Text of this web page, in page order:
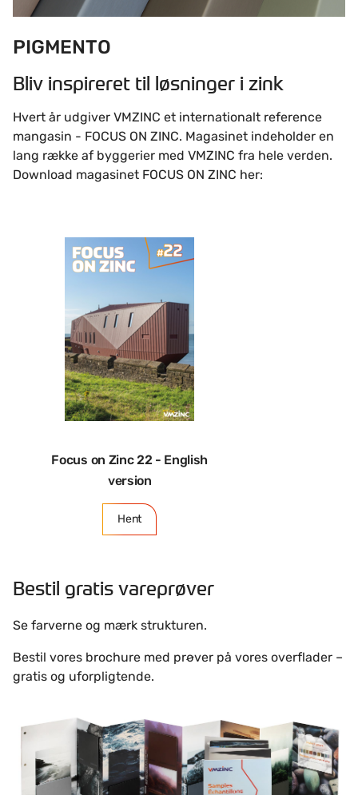
PIGMENTO
Bliv inspireret til løsninger i zink
Hvert år udgiver VMZINC et internationalt reference
mangasin - FOCUS ON ZINC. Magasinet indeholder en
lang række af byggerier med VMZINC fra hele verden.
Download magasinet FOCUS ON ZINC her:
Focus on Zinc 22 - English
version
Hent
Bestil gratis vareprøver
Se farverne og mærk strukturen.
Bestil vores brochure med prøver på vores overflader –
gratis og uforpligtende.